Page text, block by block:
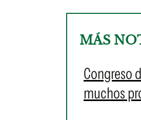
MÁS
Congreso
muchos